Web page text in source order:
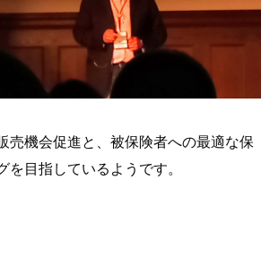
売機会促進と、被保険者への最適な保
目指しているようです。